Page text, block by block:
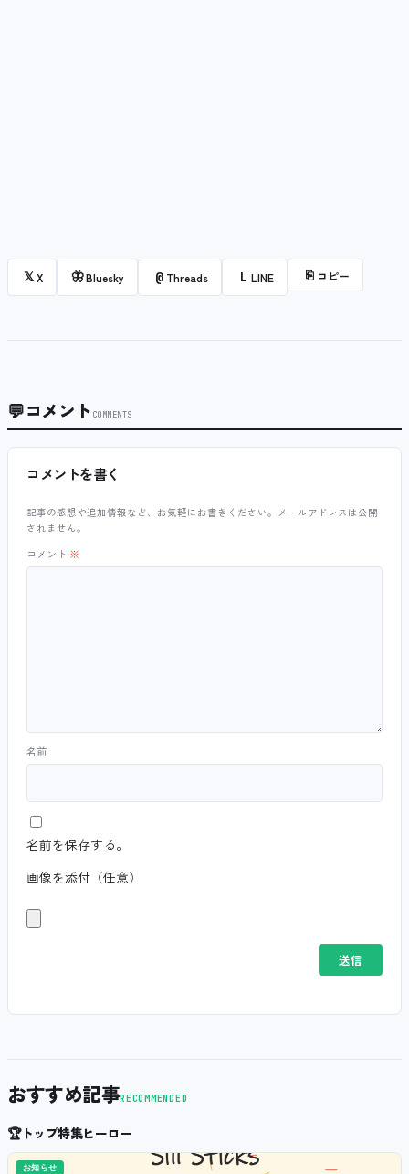
𝕏X 🦋Bluesky @ Threads L LINE ⎘ コピー
💬コメント COMMENTS
コメントを書く
記事の感想や追加情報など、お気軽にお書きください。メールアドレスは公開
されません。
コメント ※
名前
名前を保存する。
画像を添付（任意）
おすすめ記事RECOMMENDED
🏆トップ特集ヒーロー
お知らせ